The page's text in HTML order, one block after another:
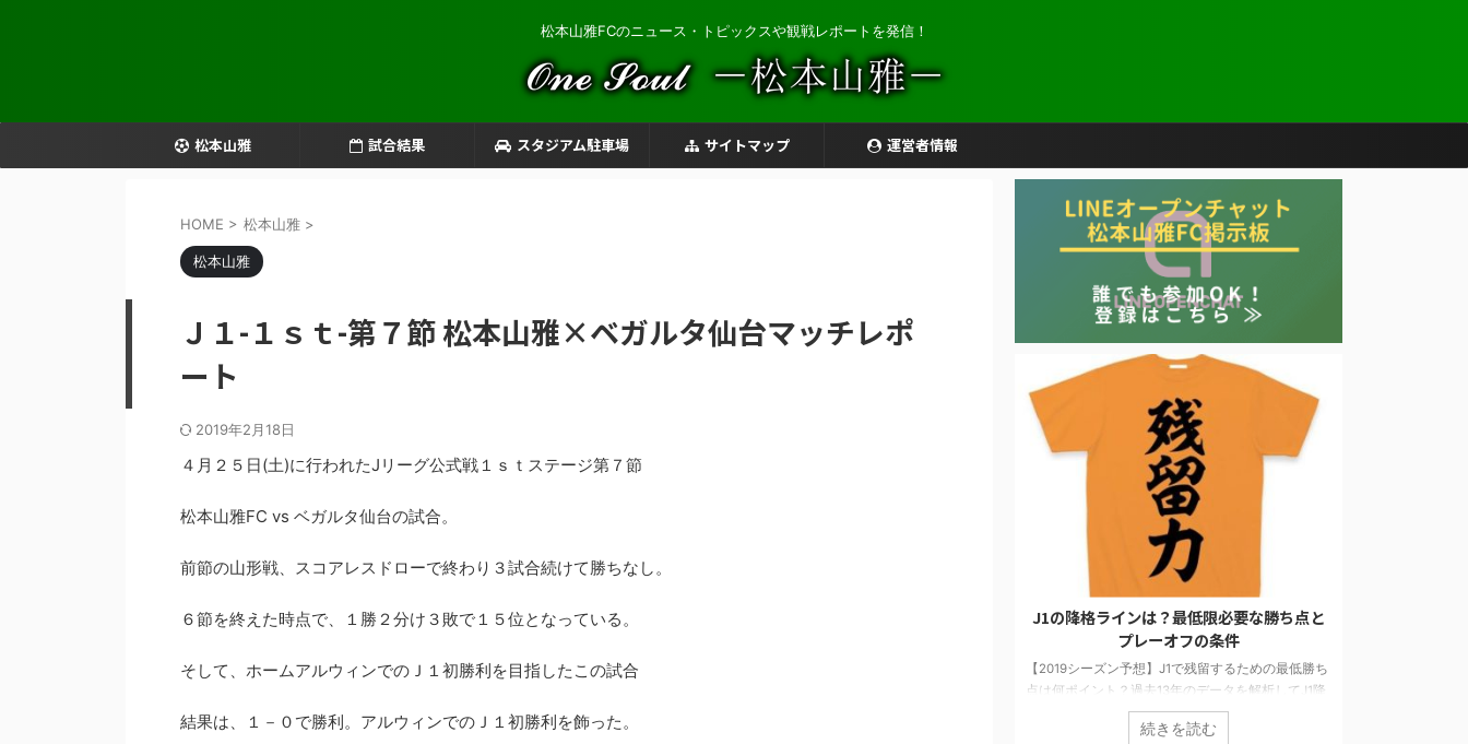
松本山雅FCのニュース・トピックスや観戦レポートを発信！
松本山雅 試合結果 スタジアム駐車場 サイトマップ 運営者情報
HOME > 松本山雅 >
松本山雅
Ｊ１-１ｓｔ-第７節 松本山雅×ベガルタ仙台マッチレポ
ート
2019年2月18日
４月２５日(土)に行われたJリーグ公式戦１ｓｔステージ第７節
松本山雅FC vs ベガルタ仙台の試合。
前節の山形戦、スコアレスドローで終わり３試合続けて勝ちなし。
６節を終えた時点で、１勝２分け３敗で１５位となっている。
そして、ホームアルウィンでのＪ１初勝利を目指したこの試合
結果は、１－０で勝利。アルウィンでのＪ１初勝利を飾った。
松本山雅がTOP15まであと一歩だった軌跡
2015シーズンに松本山雅がJ1のTOP15にチャレンジ
った4試合を当時の他チームの状況や気持ちを書い
ています。最終順位は16位でしたが最後まで健闘し
続きを読む
【Jリーグ順位予想2019】サッカー解説者&
胆予想！
どこよりも遅い順位予想です。サッカー解説者の予
想や独自アンケートをもとに優勝・降格チームが明
続きを読む
J1の降格ラインは？最低限必要な勝ち点と
【2019シーズン予想】J1で残留するための最低勝ち
点は何ポイント？過去13年のデータを解析してJ1降
松本山雅がTOP15まであと一歩だった軌跡
【2015シーズン】
2015シーズンに松本山雅がJ1のTOP15にチャレンジ
した軌跡を振り返ります。J1に残ることを目指し戦
った4試合を当時の他チームの状況や気持ちを書い
ています。最終順位は16位でしたが最後まで健闘し